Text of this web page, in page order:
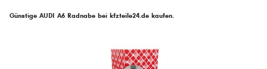
Günstige AUDI A6 Radnabe bei kfzteile24.de kaufen.